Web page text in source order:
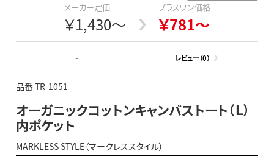
メーカー定価
￥1,430～
プラスワン価格
￥781～
- レビュー（0）
品番 TR-1051
オーガニックコットンキャンバストート（Ｌ）
内ポケット
MARKLESS STYLE（マークレススタイル）